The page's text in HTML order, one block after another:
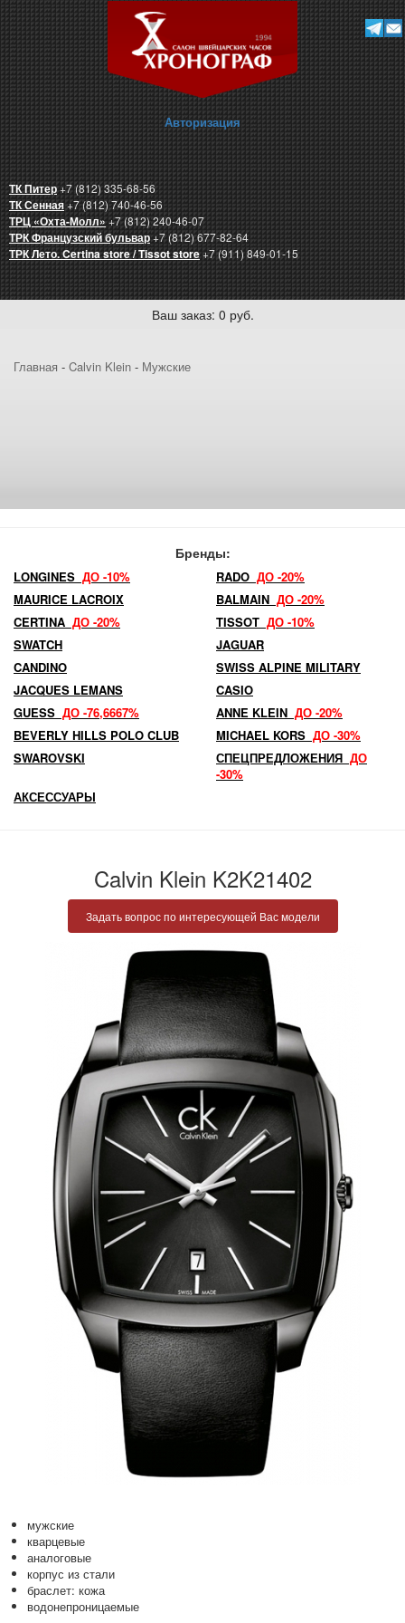
Авторизация
ТК Питер+7 (812) 335-68-56
ТК Сенная+7 (812) 740-46-56
ТРЦ «Охта-Молл»+7 (812) 240-46-07
ТРК Французский бульвар+7 (812) 677-82-64
ТРК Лето. Certina store / Tissot store+7 (911) 849-01-15
Ваш заказ: 0 руб.
Главная - Calvin Klein - Мужские
Бренды:
LONGINES ДО -10% RADO ДО -20%
MAURICE LACROIX
BALMAIN ДО -20%
CERTINA ДО -20% TISSOT ДО -10%
SWATCH
JAGUAR
CANDINO
SWISS ALPINE MILITARY
JACQUES LEMANS
CASIO
GUESS ДО -76,6667% ANNE KLEIN ДО -20%
BEVERLY HILLS POLO CLUB
MICHAEL KORS ДО -30%
SWAROVSKI
СПЕЦПРЕДЛОЖЕНИЯ ДО
-30%
АКСЕССУАРЫ
Calvin Klein K2K21402
Задать вопрос по интересующей Вас модели
мужские
кварцевые
аналоговые
корпус из стали
браслет: кожа
водонепроницаемые